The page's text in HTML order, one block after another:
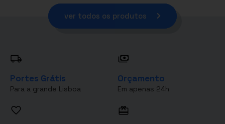
ver todos os produtos
Portes Grátis
Para a grande Lisboa
Orçamento
Em apenas 24h